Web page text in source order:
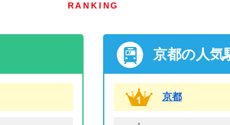
RANKING
京都の人気
京都